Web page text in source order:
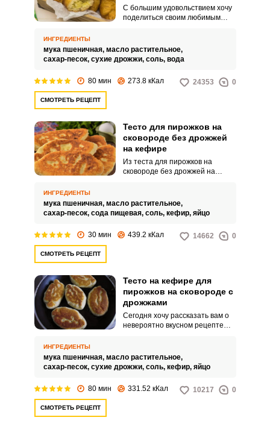
сковороде
С большим удовольствием хочу
поделиться своим любимым
приготовления пирожков.
Дрожжевое тесто на воде и
приготовлении и
использовании.
ИНГРЕДИЕНТЫ
мука пшеничная, масло растительное,
сахар-песок, сухие дрожжи, соль, вода
80 мин 273.8 кКал 24353 0
СМОТРЕТЬ РЕЦЕПТ
Тесто для пирожков на
сковороде без дрожжей
на кефире
Из теста для пирожков на
сковороде без дрожжей на
своих родных и близких. Хочу
поделиться своим любимым
для пирожков, приготовленного
без дрожжей на кефире.
ИНГРЕДИЕНТЫ
мука пшеничная, масло растительное,
сахар-песок, сода пищевая, соль, кефир, яйцо
30 мин 439.2 кКал 14662 0
СМОТРЕТЬ РЕЦЕПТ
Тесто на кефире для
пирожков на сковороде с
дрожжами
Сегодня хочу рассказать вам о
невероятно вкусном рецепте
дрожжами. Аппетитное тесто
можно использовать не только
также булочек, пирогов и пиццы.
ИНГРЕДИЕНТЫ
мука пшеничная, масло растительное,
сахар-песок, сухие дрожжи, соль, кефир, яйцо
80 мин 331.52 кКал 10217 0
СМОТРЕТЬ РЕЦЕПТ